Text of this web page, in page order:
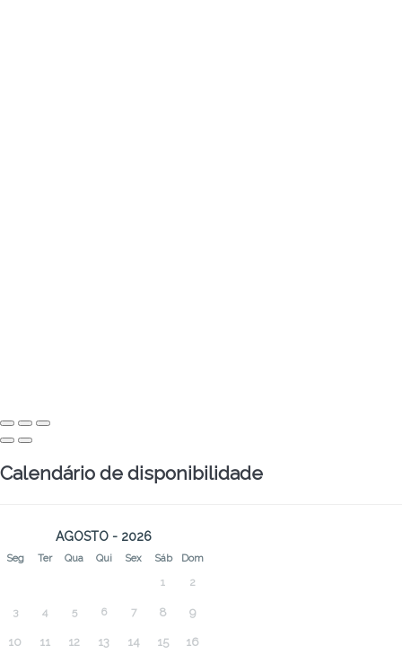
Calendário de disponibilidade
AGOSTO - 2026
Seg Ter Qua Qui Sex Sáb Dom
1 2
3 4 5 6 7 8 9
10 11 12 13 14 15 16